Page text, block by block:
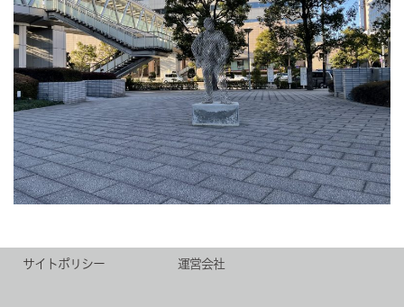
サイトポリシー 運営会社